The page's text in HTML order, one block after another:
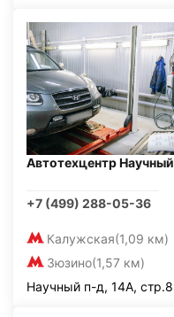
Автотехцентр Научный
+7 (499) 288-05-36
Калужская(1,09 км)
Зюзино(1,57 км)
Научный п-д, 14А, стр.8